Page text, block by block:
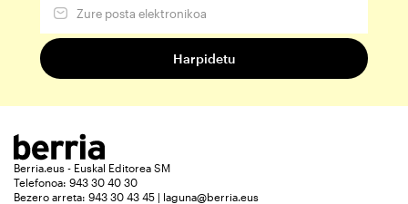
Berria.eus - Euskal Editorea SM
Telefonoa: 943 30 40 30
Bezero arreta: 943 30 43 45 | laguna@berria.eus